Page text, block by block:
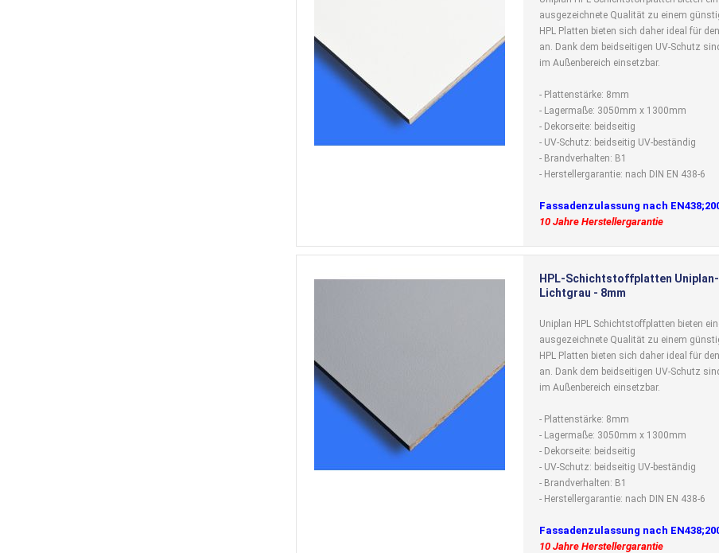
ausgezeichnete Qualität zu einem
HPL Platten bieten sich daher ideal für
an. Dank dem beidseitigen UV-Schutz
im Außenbereich einsetzbar.
- Plattenstärke: 8mm
- Lagermaße: 3050mm x 1300mm
- Dekorseite: beidseitig
- UV-Schutz: beidseitig UV-beständig
- Brandverhalten: B1
- Herstellergarantie: nach DIN EN 438-6
Fassadenzulassung nach
10 Jahre Herstellergarantie
HPL-Schichtstoffplatten Uniplan-
Lichtgrau - 8mm
Uniplan HPL Schichtstoffplatten bieten
ausgezeichnete Qualität zu einem
HPL Platten bieten sich daher ideal für
an. Dank dem beidseitigen UV-Schutz
im Außenbereich einsetzbar.
- Plattenstärke: 8mm
- Lagermaße: 3050mm x 1300mm
- Dekorseite: beidseitig
- UV-Schutz: beidseitig UV-beständig
- Brandverhalten: B1
- Herstellergarantie: nach DIN EN 438-6
Fassadenzulassung nach
10 Jahre Herstellergarantie